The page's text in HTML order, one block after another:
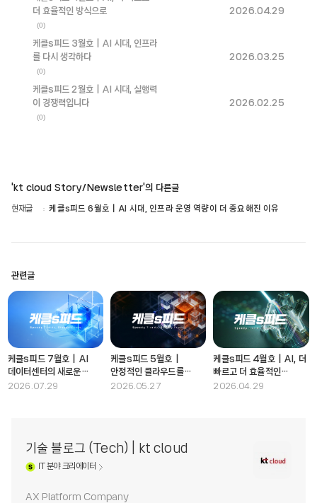
더 효율적인 방식으로
(0)
2026.04.29
케클s피드 3월호｜AI 시대, 인프라
를 다시 생각하다
(0)
2026.03.25
케클s피드 2월호｜AI 시대, 실행력
이 경쟁력입니다
(0)
2026.02.25
'kt cloud Story/Newsletter'의 다른글
현재글
케클s피드 6월호｜AI 시대, 인프라 운영 역량이 더 중요해진 이유
관련글
케클s피드 7월호｜AI
데이터센터의 새로운
기준을 말하다
2026.07.29
케클s피드 5월호｜
안정적인 클라우드를
만드는 핵심 아키텍처
2026.05.27
케클s피드 4월호｜AI, 더
빠르고 더 효율적인
방식으로
2026.04.29
기술 블로그 (Tech) | kt cloud
IT분야 크리에이터
AX Platform Company